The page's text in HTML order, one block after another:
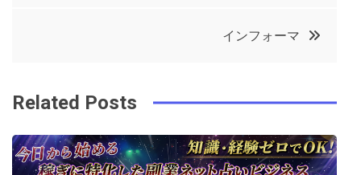
k
t
ビ
ゲ
インフォーマ
Related Posts